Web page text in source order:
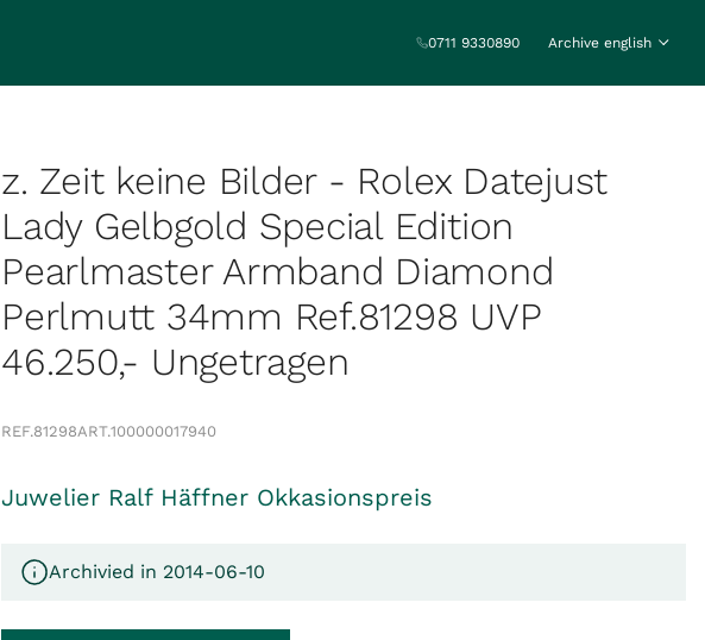
0711 9330890 Archive english
z. Zeit keine Bilder - Rolex Datejust
Lady Gelbgold Special Edition
Pearlmaster Armband Diamond
Perlmutt 34mm Ref.81298 UVP
46.250,- Ungetragen
REF.81298ART.100000017940
Juwelier Ralf Häffner Okkasionspreis
Archivied in 2014-06-10